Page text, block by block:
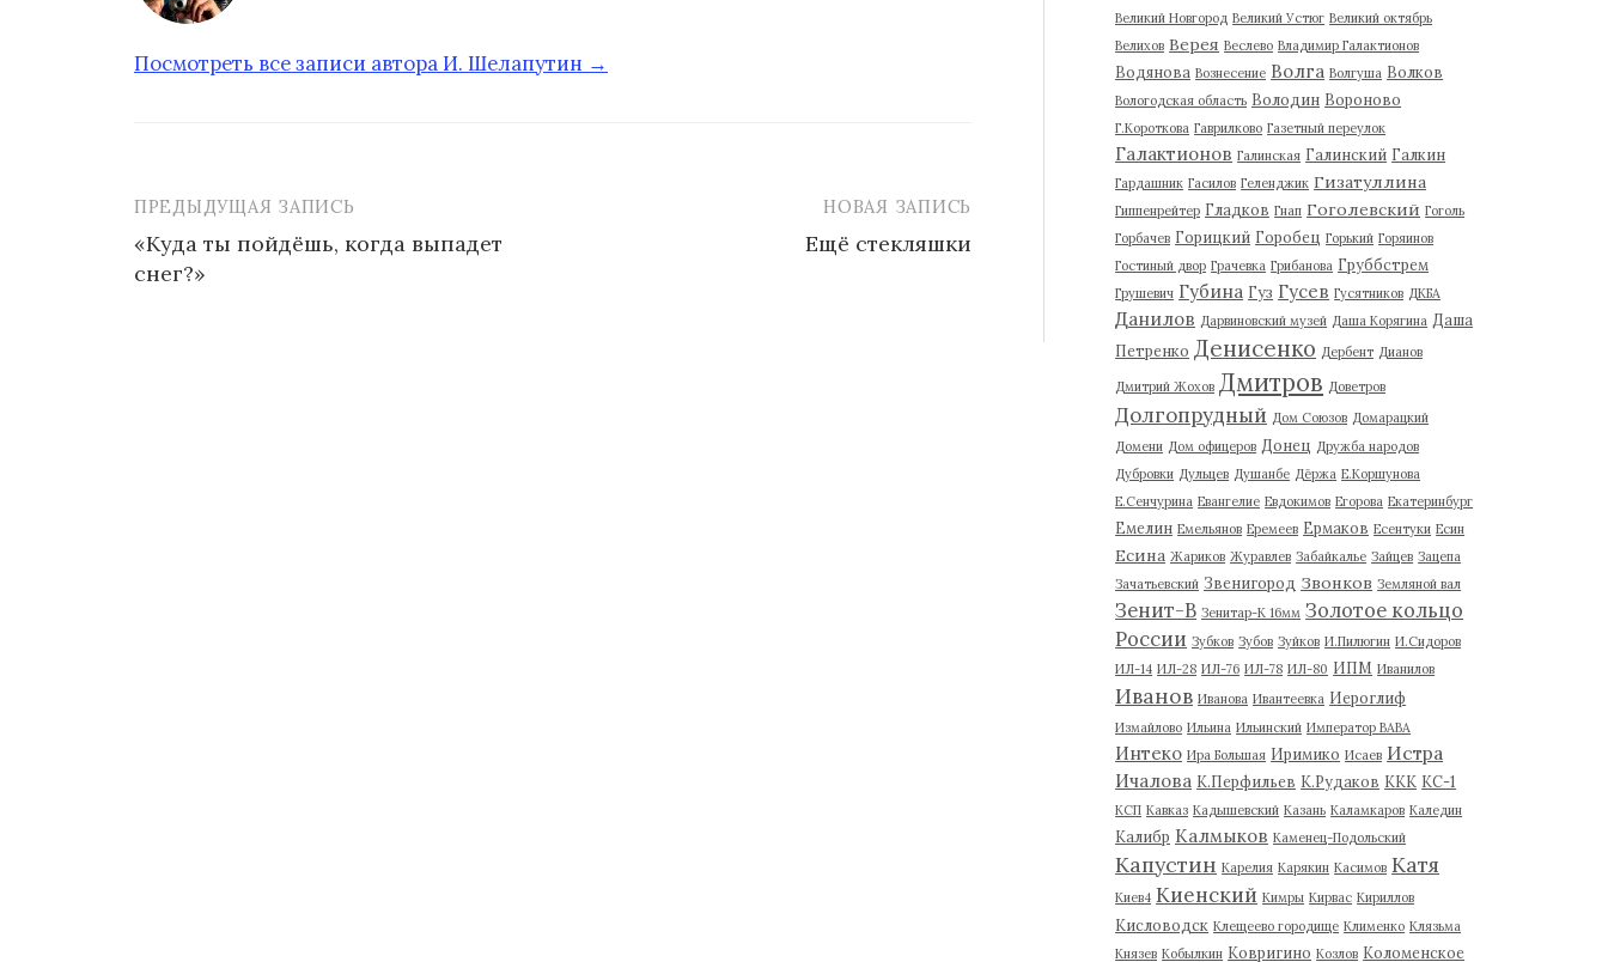
Посмотреть все записи автора И. Шелапутин →
Н
ПРЕДЫДУЩАЯ ЗАПИСЬ
«Куда ты пойдёшь, когда выпадет
снег?»
НОВАЯ ЗАПИСЬ
Ещё стекляшки
Великий Новгород Великий Устюг Великий октябрь
Велихов Верея Веслево Владимир Галактионов
Водянова Вознесение Волга Волгуша Волков
Вологодская область Володин Вороново
Г.Короткова Гаврилково Газетный переулок
Галактионов Галинская Галинский Галкин
Гардашник Гасилов Геленджик Гизатуллина
Гиппенрейтер Гладков Гнап Гоголевский Гоголь
Горбачев Горицкий Горобец Горький Горяинов
Гостиный двор Грачевка Грибанова Груббстрем
Грушевич Губина Гуз Гусев Гусятников ДКБА
Данилов Дарвиновский музей Даша Корягина Даша
Петренко Денисенко Дербент Дианов
Дмитрий Жохов Дмитров Доветров
Долгопрудный Дом Союзов Домарацкий
Домени Дом офицеров Донец Дружба народов
Дубровки Дульцев Душанбе Дёржа Е.Коршунова
Е.Сенчурина Евангелие Евдокимов Егорова Екатеринбург
Емелин Емельянов Еремеев Ермаков Есентуки Есин
Есина Жариков Журавлев Забайкалье Зайцев Зацепа
Зачатьевский Звенигород Звонков Земляной вал
Зенит-В Зенитар-К 16мм Золотое кольцо
России Зубков Зубов Зуйков И.Пилюгин И.Сидоров
ИЛ-14 ИЛ-28 ИЛ-76 ИЛ-78 ИЛ-80 ИПМ Иванилов
Иванов Иванова Ивантеевка Иероглиф
Измайлово Ильина Ильинский Император ВАВА
Интеко Ира Большая Иримико Исаев Истра
Ичалова К.Перфильев К.Рудаков ККК КС-1
КСП Кавказ Кадышевский Казань Каламкаров Каледин
Калибр Калмыков Каменец-Подольский
Капустин Карелия Карякин Касимов Катя
Киев4 Киенский Кимры Кирвас Кириллов
Кисловодск Клещеево городище Клименко Клязьма
Князев Кобылкин Ковригино Козлов Коломенское